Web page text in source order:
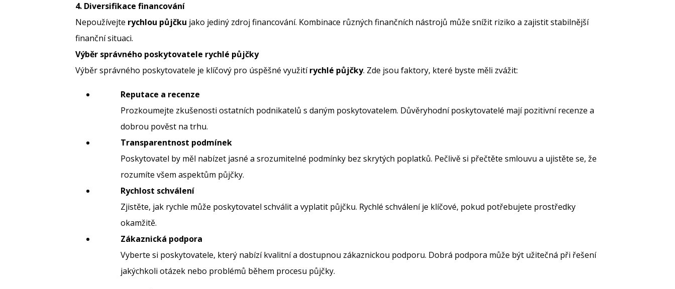
4. Diversifikace financování
Nepoužívejte rychlou půjčku jako jediný zdroj financování. Kombinace různých finančních nástrojů může snížit riziko a zajistit stabilnější
finanční situaci.
Výběr správného poskytovatele rychlé půjčky
Výběr správného poskytovatele je klíčový pro úspěšné využitírychlé půjčky. Zde jsou faktory, které byste měli zvážit:
Reputace a recenze
Prozkoumejte zkušenosti ostatních podnikatelů s daným poskytovatelem. Důvěryhodní poskytovatelé mají pozitivní recenze a
dobrou pověst na trhu.
Transparentnost podmínek
Poskytovatel by měl nabízet jasné a srozumitelné podmínky bez skrytých poplatků. Pečlivě si přečtěte smlouvu a ujistěte se, že
rozumíte všem aspektům půjčky.
Rychlost schválení
Zjistěte, jak rychle může poskytovatel schválit a vyplatit půjčku. Rychlé schválení je klíčové, pokud potřebujete prostředky
okamžitě.
Zákaznická podpora
Vyberte si poskytovatele, který nabízí kvalitní a dostupnou zákaznickou podporu. Dobrá podpora může být užitečná při řešení
jakýchkoli otázek nebo problémů během procesu půjčky.